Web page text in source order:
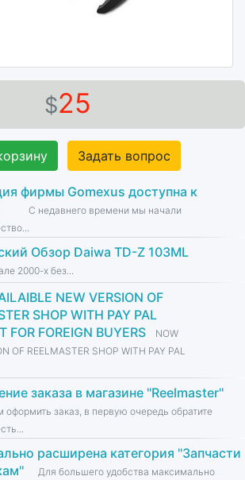
$25
Задать вопрос
фирмы Gomexus доступна к
С недавнего времени мы начали
Обзор Daiwa TD-Z 103ML
2000-х без...
NEW VERSION OF
SHOP WITH PAY PAL
FOR FOREIGN BUYERS
NOW
OF REELMASTER SHOP WITH PAY PAL
заказа в магазине ''Reelmaster''
заказ, в первую очередь обратите
расширена категория ''Запчасти
Для большего удобства максимально